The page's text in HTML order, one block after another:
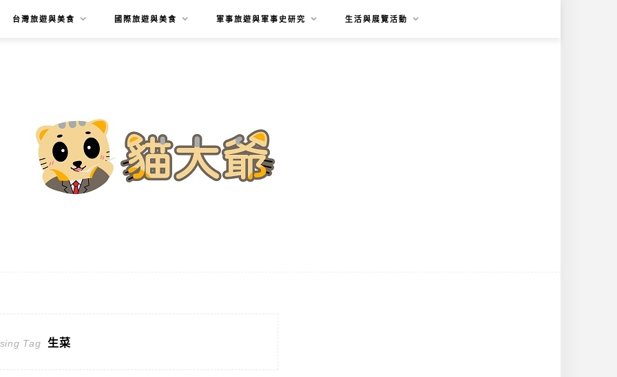
台灣旅遊與美食 國際旅遊與美食 軍事旅遊與軍事史研究 生活與展覽活動
Tag 生菜